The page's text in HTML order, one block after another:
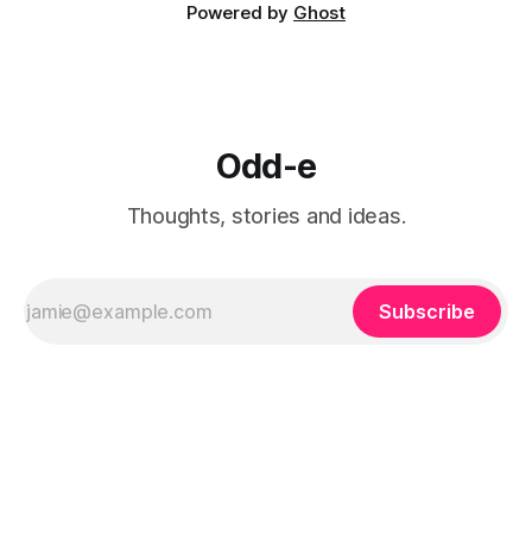
Powered by Ghost
Odd-e
Thoughts, stories and ideas.
Subscribe